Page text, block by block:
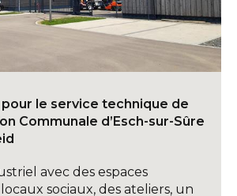
pour le service technique de
Communale d’Esch-sur-Sûre
avec des espaces
sociaux, des ateliers, un